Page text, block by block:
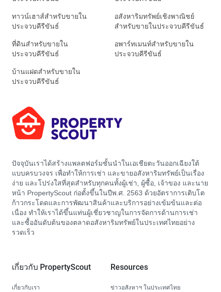
ทาวน์เฮาส์สำหรับขายใน
ประจวบคีรีขันธ์
อสังหาริมทรัพย์เชิงพาณิชย์
สำหรับขายในประจวบคีรีขันธ์
ที่ดินสำหรับขายใน
ประจวบคีรีขันธ์
อพาร์ทเมนท์สำหรับขายใน
ประจวบคีรีขันธ์
บ้านแฝดสำหรับขายใน
ประจวบคีรีขันธ์
ปัจจุบันเราได้สร้างแพลตฟอร์มชั้นนำในเอเชียตะวันออกเฉียงใต้
แบบครบวงจร เพื่อทำให้การเช่า และขายอสังหาริมทรัพย์เป็นเรื่อง
ง่าย และโปร่งใสที่สุดสำหรับทุกคนทั้งผู้เช่า, ผู้ซื้อ, เจ้าของ และนาย
หน้า PropertyScout ก่อตั้งขึ้นในปีพ.ศ. 2563 ด้วยอัตราการเติบโต
ก้าวกระโดดและการพัฒนาสินค้าและบริการอย่างเข้มข้นและต่อ
เนื่อง ทำให้เราได้ขึ้นแท่นผู้เชี่ยวชาญในการจัดการด้านการเช่า
และซื้ออันดับต้นของตลาดอสังหาริมทรัพย์ในประเทศไทยอย่าง
รวดเร็ว
เกี่ยวกับ PropertyScout
เกี่ยวกับเรา
Resources
ข่าวอสังหาฯ ในประเทศไทย